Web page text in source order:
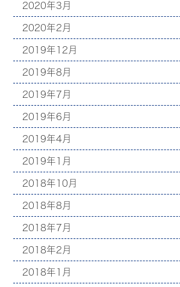
2020年3月
2020年2月
2019年12月
2019年8月
2019年7月
2019年6月
2019年4月
2019年1月
2018年10月
2018年8月
2018年7月
2018年2月
2018年1月